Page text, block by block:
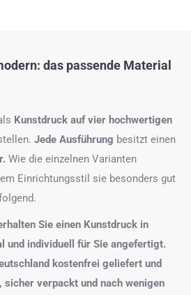
das passende Material
Kunstdruck auf vier hochwertigen
Jede Ausführung besitzt einen
Wie die einzelnen Varianten
Einrichtungsstil sie besonders gut
Sie einen Kunstdruck in
und individuell für Sie angefertigt.
kostenfrei geliefert und
sicher verpackt und nach wenigen